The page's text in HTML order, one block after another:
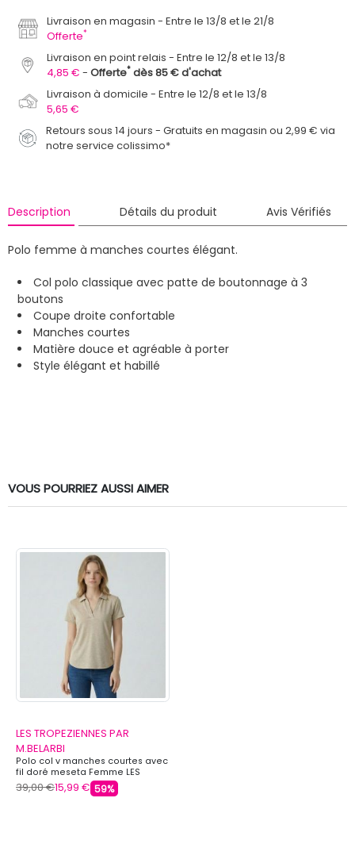
Livraison en magasin
Entre le 13/8 et le 21/8
Offerte*
Livraison en point relais
Entre le 12/8 et le 13/8
4,85 €
Offerte* dès 85 € d'achat
Livraison à domicile
Entre le 12/8 et le 13/8
5,65 €
Retours sous 14 jours - Gratuits en magasin ou 2,99 € via
notre service colissimo*
Description Détails du produit Avis Vérifiés
Polo femme à manches courtes élégant.
Col polo classique avec patte de boutonnage à 3
boutons
Coupe droite confortable
Manches courtes
Matière douce et agréable à porter
Style élégant et habillé
VOUS POURRIEZ AUSSI AIMER
LES TROPEZIENNES PAR
M.BELARBI
Polo col v manches courtes avec
fil doré meseta Femme LES
TROPEZIENNES PAR M.BELARBI
39,00 €15,99 € 59%